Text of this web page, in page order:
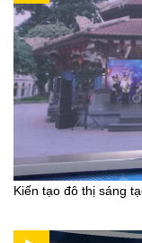
Kiến tạo đô thị sáng